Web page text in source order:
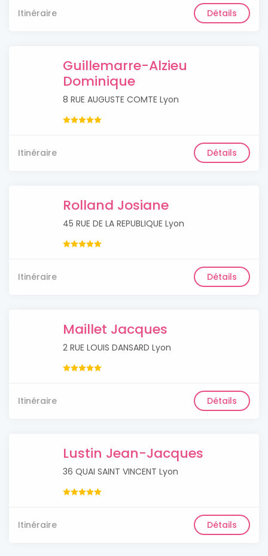
Itinéraire Détails
Guillemarre-Alzieu
Dominique
8 RUE AUGUSTE COMTE Lyon
Itinéraire Détails
Rolland Josiane
45 RUE DE LA REPUBLIQUE Lyon
Itinéraire Détails
Maillet Jacques
2 RUE LOUIS DANSARD Lyon
Itinéraire Détails
Lustin Jean-Jacques
36 QUAI SAINT VINCENT Lyon
Itinéraire Détails